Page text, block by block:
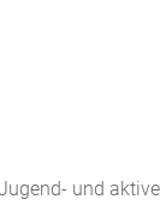
und